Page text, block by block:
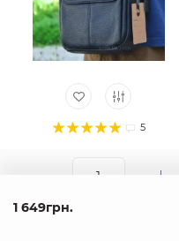
1 649грн.
5